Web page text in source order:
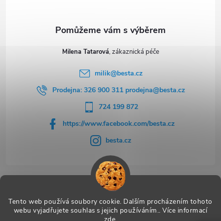
Tento web používá soubory cookie. Dalším procházením tohoto
webu vyjadřujete souhlas s jejich používáním.. Více informací
Milena Tatarová
milik@besta.cz
Prodejna: 326 900 311 prodejna@besta.cz
724 199 872
https://www.facebook.com/besta.cz
besta.cz
Užitečné odkazy